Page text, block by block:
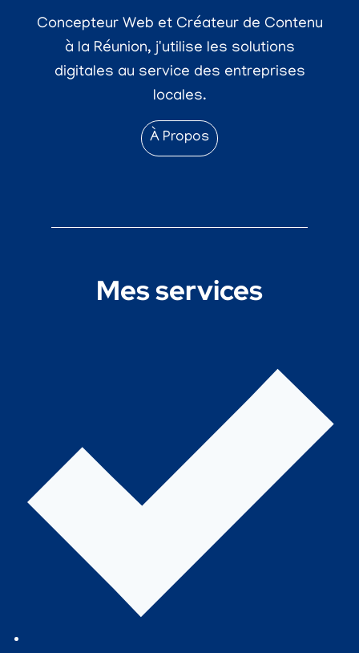
Concepteur Web et Créateur de Contenu
à la Réunion, j'utilise les solutions
digitales au service des entreprises
locales.
À Propos
Mes services